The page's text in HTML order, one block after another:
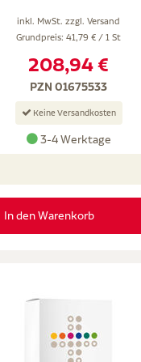
inkl. MwSt. zzgl. Versand
Grundpreis: 41,79 € / 1 St
208,94 €
PZN 01675533
Keine Versandkosten
3-4 Werktage
In den Warenkorb